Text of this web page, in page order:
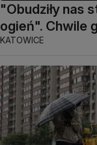
"Obudziły nas
ogień". Chwile
KATOWICE